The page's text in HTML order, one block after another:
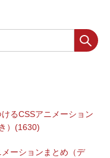
るCSSアニメーション
）(1630)
メーションまとめ（デ